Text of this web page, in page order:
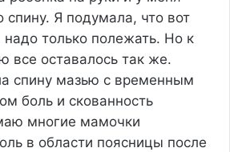
спину. Я подумала, что вот
надо только полежать. Но к
все оставалось так же.
спину мазью с временным
боль и скованность
многие мамочки
в области поясницы после